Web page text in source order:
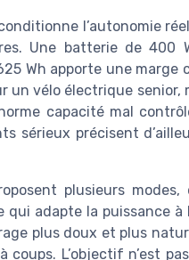
l’autonomie
Une batterie de
Wh apporte une marge
un vélo électrique
capacité mal
sérieux précisent
plusieurs
adapte la puissance à
plus doux et plus
L’objectif n’est